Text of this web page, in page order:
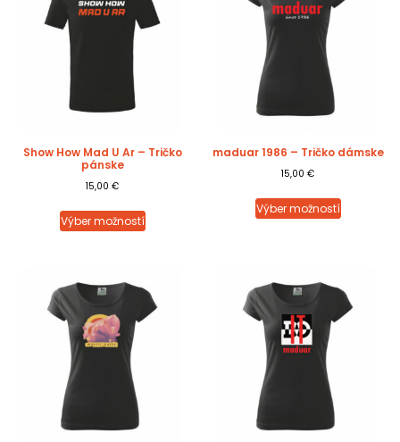
Show How Mad U Ar – Tričko
pánske
15,00 €
Výber možností
maduar 1986 – Tričko dámske
15,00 €
Výber možností